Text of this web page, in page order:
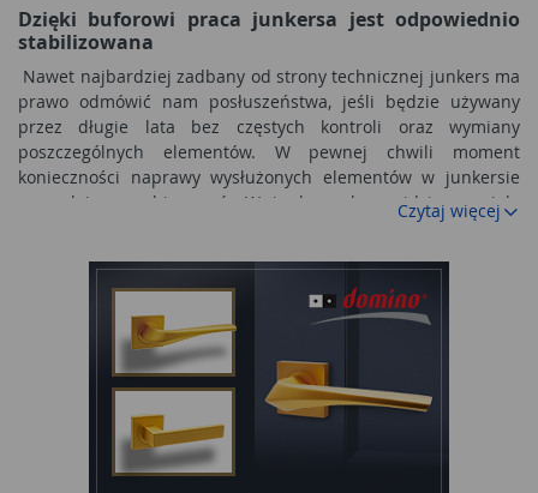
Dzięki buforowi praca junkersa jest odpowiednio
stabilizowana
Nawet najbardziej zadbany od strony technicznej junkers ma
prawo odmówić nam posłuszeństwa, jeśli będzie używany
przez długie lata bez częstych kontroli oraz wymiany
poszczególnych elementów. W pewnej chwili moment
konieczności naprawy wysłużonych elementów w junkersie
sam daje o sobie znać. W junkersach znajdziemy wiele
elementów poddawanych wieloletniej eksploatacji podczas
między innymi za część górną źródła ciepła w junkersie. Jest
on główną częścią górnego źródła emitującego ciepło,
współpracuje z pompą ciepła. Pełni kilka podstawowych
funkcji w całym obwodzie działań podczas pracy junkersa.
Przede wszystkim odpowiada za rozdzielenie obiegu
skraplacza od obiegu instalacyjnego. To dzięki niemu ciepło
nie rozprzestrzenia się w trybie natychmiastowym, ale
magazynuje stopniowo i także stopniowo jest
emitowane. Bufor redukuje także cykle pracy pompy ciepła
Czytaj więcej